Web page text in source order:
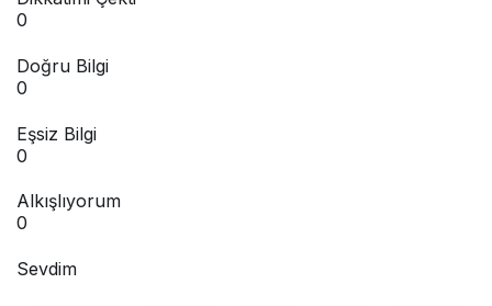
0
Doğru Bilgi
0
Eşsiz Bilgi
0
Alkışlıyorum
0
Sevdim